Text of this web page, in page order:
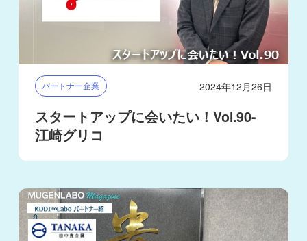
パートナー企業 2024年12月26日
スタートアップに会いたい！Vol.90-
江崎グリコ